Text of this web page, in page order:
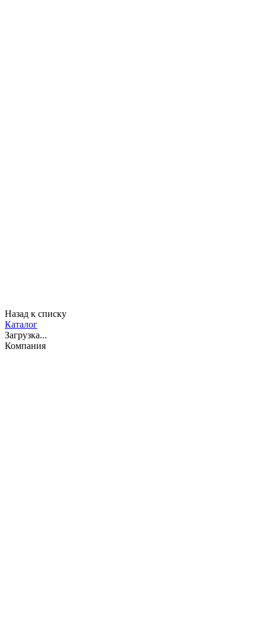
Назад к списку
Каталог
Загрузка...
Компания